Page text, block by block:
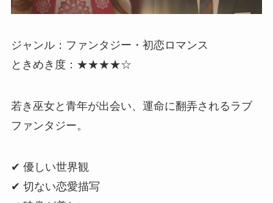
ジャンル：ファンタジー・初恋ロマンス
ときめき度：★★★★☆
若き巫女と青年が出会い、運命に翻弄されるラブ
ファンタジー。
✔ 優しい世界観
✔ 切ない恋愛描写